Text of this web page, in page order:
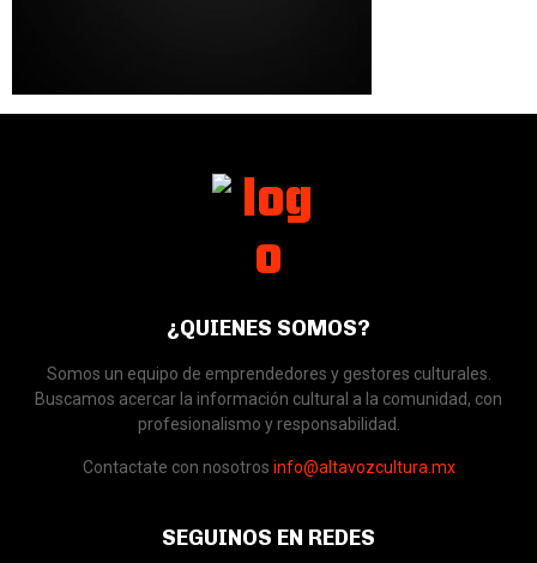
¿QUIENES SOMOS?
Somos un equipo de emprendedores y gestores culturales.
Buscamos acercar la información cultural a la comunidad, con
profesionalismo y responsabilidad.
Contactate con nosotros info@altavozcultura.mx
SEGUINOS EN REDES